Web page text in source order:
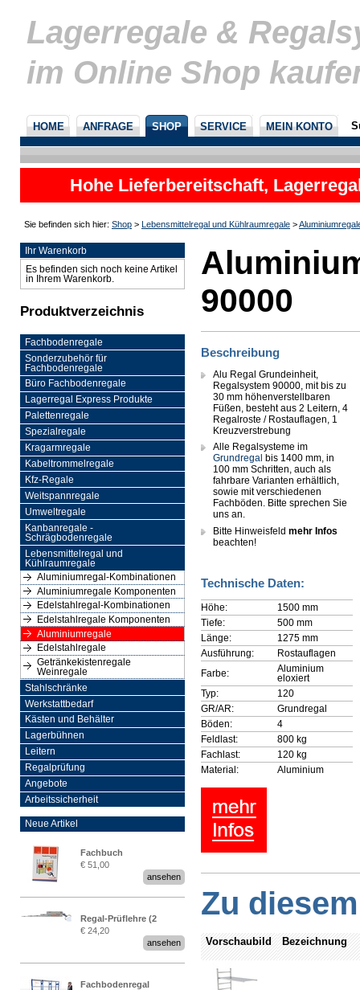
Lagerregale &
im Online Shop
HOME ANFRAGE SHOP SERVICE MEIN KONTO
Hohe Lieferbereitschaft,
nicht
Sie befinden sich hier: Shop > Lebensmittelregal und Kühlraumregale >
Ihr Warenkorb
Es befinden sich noch keine Artikel
in Ihrem Warenkorb.
Produktverzeichnis
Fachbodenregale
Sonderzubehör für
Fachbodenregale
Büro Fachbodenregale
Lagerregal Express Produkte
Palettenregale
Spezialregale
Kragarmregale
Kabeltrommelregale
Kfz-Regale
Weitspannregale
Umweltregale
Kanbanregale -
Schrägbodenregale
Lebensmittelregal und
Kühlraumregale
Aluminiumregal-Kombinationen
Aluminiumregale Komponenten
Edelstahlregal-Kombinationen
Edelstahlregale Komponenten
Aluminiumregale
Edelstahlregale
Getränkekistenregale
Weinregale
Stahlschränke
Werkstattbedarf
Kästen und Behälter
Lagerbühnen
Leitern
Regalprüfung
Angebote
Arbeitssicherheit
Neue Artikel
Fachbuch
„Regalprüfung nach DIN
€ 51,00
ansehen
Regal-Prüflehre (2
Stück)
€ 24,20
ansehen
Fachbodenregal
90000
Beschreibung
Alu Regal Grundeinheit,
Regalsystem 90000, mit bis zu
30 mm höhenverstellbaren
Füßen, besteht aus 2 Leitern, 4
Regalroste / Rostauflagen, 1
Kreuzverstrebung
Alle Regalsysteme im
Grundregal bis 1400 mm, in
100 mm Schritten, auch als
fahrbare Varianten erhältlich,
sowie mit verschiedenen
Fachböden. Bitte sprechen Sie
uns an.
Bitte Hinweisfeld mehr Infos
beachten!
Technische Daten:
Höhe:
1500 mm
Tiefe:
500 mm
Länge:
1275 mm
Ausführung:
Rostauflagen
Farbe:
Aluminium
eloxiert
Typ:
120
GR/AR:
Grundregal
Böden:
4
Feldlast:
800 kg
Fachlast:
120 kg
Material:
Aluminium
Zu
Vorschaubild Bezeichnung